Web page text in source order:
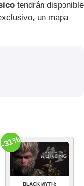
tendrán disponible
un mapa
BLACK MYTH:
-31%